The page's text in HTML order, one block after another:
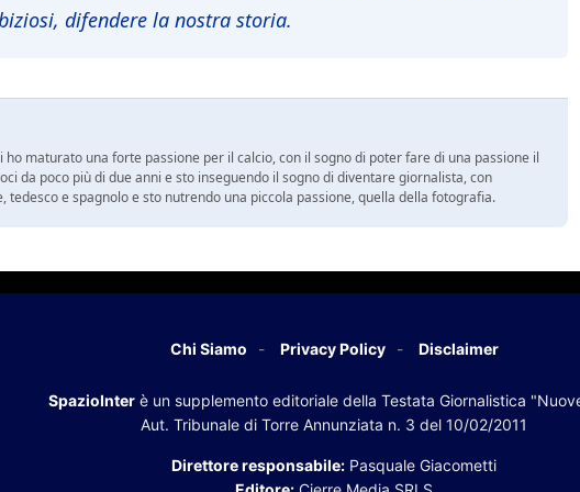
difendere la nostra storia.
maturato una forte passione per il calcio, con il sogno di poter fare di una passione il
da poco più di due anni e sto inseguendo il sogno di diventare giornalista, con
e spagnolo e sto nutrendo una piccola passione, quella della fotografia.
Chi Siamo Privacy Policy Disclaimer
SpazioInterè un supplemento editoriale della Testata Giornalistica
Aut. Tribunale di Torre Annunziata n. 3 del 10/02/2011
Direttore responsabile: Pasquale Giacometti